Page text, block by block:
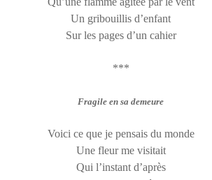
Un gribouillis d’enfant
Sur les pages d’un cahier
***
Fragile en sa demeure
Voici ce que je pensais du monde
Une fleur me visitait
Qui l’instant d’après